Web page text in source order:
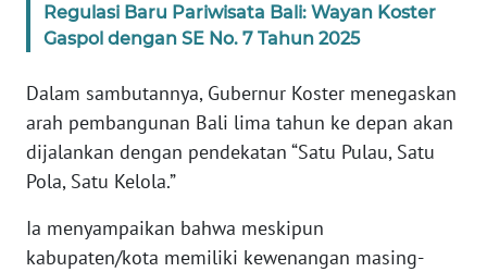
Regulasi Baru Pariwisata Bali: Wayan Koster
Gaspol dengan SE No. 7 Tahun 2025
Dalam sambutannya, Gubernur Koster menegaskan
arah pembangunan Bali lima tahun ke depan akan
dijalankan dengan pendekatan “Satu Pulau, Satu
Pola, Satu Kelola.”
Ia menyampaikan bahwa meskipun
kabupaten/kota memiliki kewenangan masing-
SUMUT
JAKARTA
WN
JABAR
WN
BANTEN